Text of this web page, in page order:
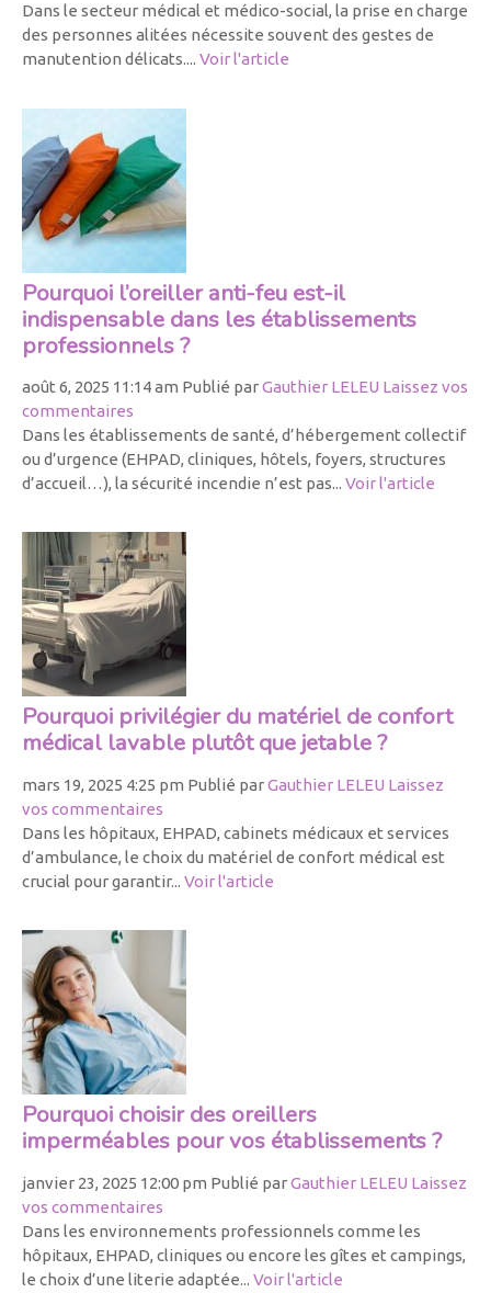
Dans le secteur médical et médico-social, la prise en charge
des personnes alitées nécessite souvent des gestes de
manutention délicats.... Voir l'article
Pourquoi l’oreiller anti-feu est-il
indispensable dans les établissements
professionnels ?
août 6, 2025 11:14 am Publié parGauthier LELEU Laissez vos
commentaires
Dans les établissements de santé, d’hébergement collectif
ou d’urgence (EHPAD, cliniques, hôtels, foyers, structures
d’accueil…), la sécurité incendie n’est pas... Voir l'article
Pourquoi privilégier du matériel de confort
médical lavable plutôt que jetable ?
mars 19, 2025 4:25 pm Publié parGauthier LELEU Laissez
vos commentaires
Dans les hôpitaux, EHPAD, cabinets médicaux et services
d’ambulance, le choix du matériel de confort médical est
crucial pour garantir... Voir l'article
Pourquoi choisir des oreillers
imperméables pour vos établissements ?
janvier 23, 2025 12:00 pm Publié parGauthier LELEU Laissez
vos commentaires
Dans les environnements professionnels comme les
hôpitaux, EHPAD, cliniques ou encore les gîtes et campings,
le choix d’une literie adaptée... Voir l'article